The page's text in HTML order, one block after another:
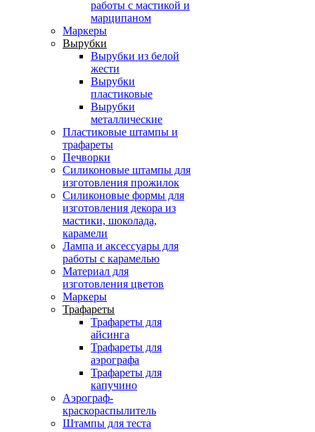
работы с мастикой и
марципаном
Маркеры
Вырубки
Вырубки из белой
жести
Вырубки
пластиковые
Вырубки
металлические
Пластиковые штампы и
трафареты
Печворки
Силиконовые штампы для
изготовления прожилок
Силиконовые формы для
изготовления декора из
мастики, шоколада,
карамели
Лампа и аксессуары для
работы с карамелью
Материал для
изготовления цветов
Маркеры
Трафареты
Трафареты для
айсинга
Трафареты для
аэрографа
Трафареты для
капучино
Аэрограф-
краскораспылитель
Штампы для теста